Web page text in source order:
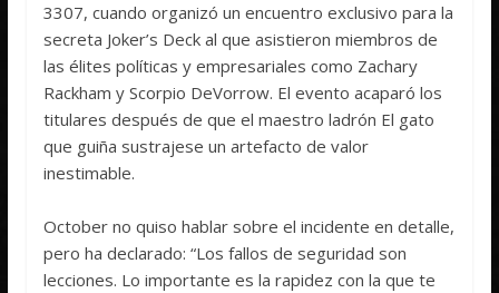
3307, cuando organizó un encuentro exclusivo para la
secreta Joker’s Deck al que asistieron miembros de
las élites políticas y empresariales como Zachary
Rackham y Scorpio DeVorrow. El evento acaparó los
titulares después de que el maestro ladrón El gato
que guiña sustrajese un artefacto de valor
inestimable.
October no quiso hablar sobre el incidente en detalle,
pero ha declarado: “Los fallos de seguridad son
lecciones. Lo importante es la rapidez con la que te